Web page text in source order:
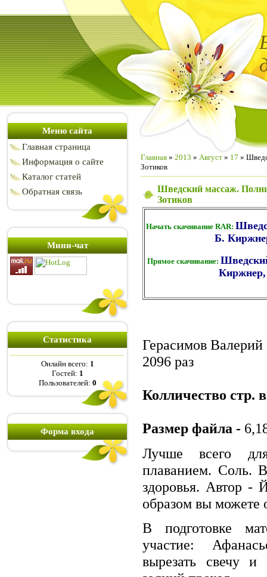
Меню сайта
Главная страница
Информация о сайте
Каталог статей
Обратная связь
Мини-чат
Статистика
Онлайн всего: 1
Гостей: 1
Пользователей: 0
Форма входа
Главная » 2013 » Август » 17 »
Зотиков
Шведский массаж.
Зотиков
Начать скачивание RAR:
Б.
Прямое скачивание:
Герасимов Валерий
2096 раз
Колличество стр.
Размер файла -
Лучше всего
плаванием. Соль.
здоровья. Автор -
образом вы можете
В подготовке
участие:
вырезать свечу и